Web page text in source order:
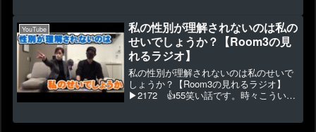
④ED▶1 👍0【Room3のオールナイト
関西Vol...
YouTube
私の性別が理解されないのは私の
せいでしょうか？【Room3の見
れるラジオ】
私の性別が理解されないのは私のせいで
しょうか？【Room3の見れるラジオ】
▶2172 👍55笑い話です。時々こういう